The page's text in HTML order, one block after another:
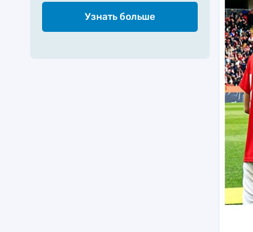
Узнать больше